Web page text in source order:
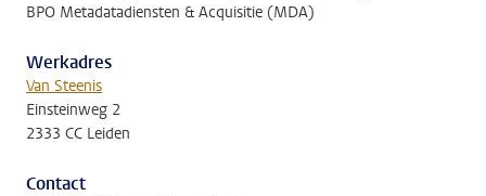
BPO Metadatadiensten & Acquisitie (MDA)
Werkadres
Van Steenis
Einsteinweg 2
2333 CC Leiden
Contact